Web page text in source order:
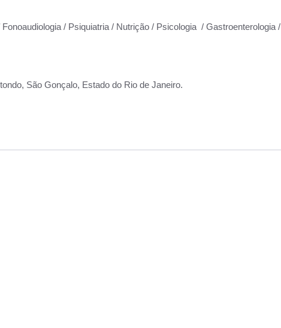
/ Psiquiatria / Nutrição / Psicologia / Gastroenterologia /
São Gonçalo, Estado do Rio de Janeiro.